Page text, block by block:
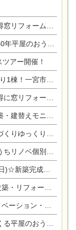
ーム個別相談会
ーション完成見学会
アー開催！
集相談会(新築・建替え)
ーム個別相談会
ー募集個別相談会
っくり個別相談会
ベ個別相談会
会 in一宮市あずら
の味覚まつり＆芸術祭
ォームまつりin扶桑ゴルフ
り方【完全予約制】